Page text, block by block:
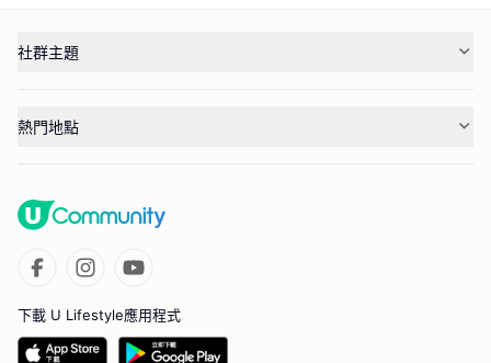
社群主題
熱門地點
下載 U Lifestyle應用程式